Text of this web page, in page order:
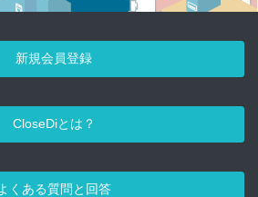
新規会員登録
CloseDiとは？
くある質問と回答